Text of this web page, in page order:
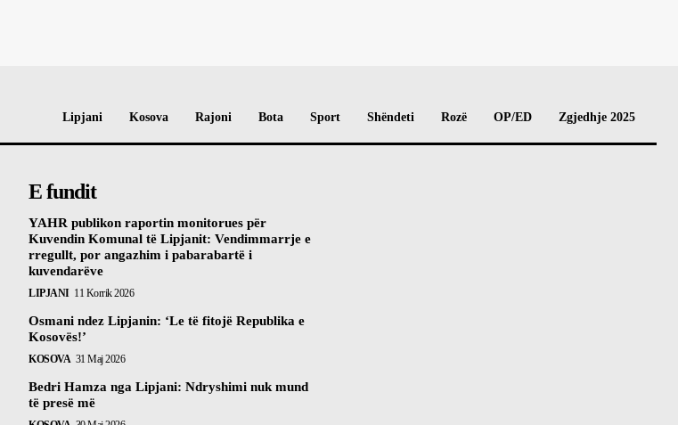
Lipjani Kosova Rajoni Bota Sport Shëndeti Rozë OP/ED Zgjedhje 2025
E fundit
YAHR publikon raportin monitorues për
Kuvendin Komunal të Lipjanit: Vendimmarrje e
rregullt, por angazhim i pabarabartë i
kuvendarëve
LIPJANI 11 Korrik 2026
Osmani ndez Lipjanin: ‘Le të fitojë Republika e
Kosovës!’
KOSOVA 31 Maj 2026
Bedri Hamza nga Lipjani: Ndryshimi nuk mund
të presë më